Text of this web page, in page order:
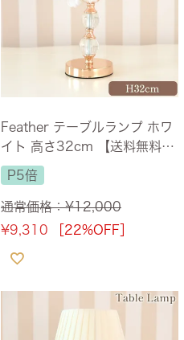
Feather テーブルランプ ホワ
イト 高さ32cm 【送料無料】
[Y]
P5倍
通常価格：¥12,000
¥9,310 ［22%OFF］